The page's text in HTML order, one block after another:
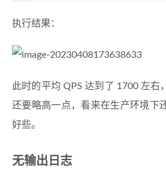
执行结果：
此时的平均 QPS 达到了 1700 左右
还要略高一点，看来在生产环境下
好些。
无输出日志